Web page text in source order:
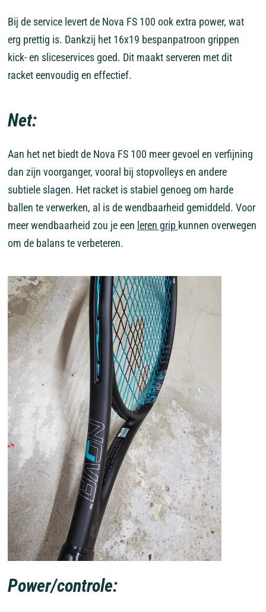
Bij de service levert de Nova FS 100 ook extra power, wat
erg prettig is. Dankzij het 16x19 bespanpatroon grippen
kick- en sliceservices goed. Dit maakt serveren met dit
racket eenvoudig en effectief.
Net:
Aan het net biedt de Nova FS 100 meer gevoel en verfijning
dan zijn voorganger, vooral bij stopvolleys en andere
subtiele slagen. Het racket is stabiel genoeg om harde
ballen te verwerken, al is de wendbaarheid gemiddeld. Voor
meer wendbaarheid zou je een leren grip kunnen overwegen
om de balans te verbeteren.
Power/controle: